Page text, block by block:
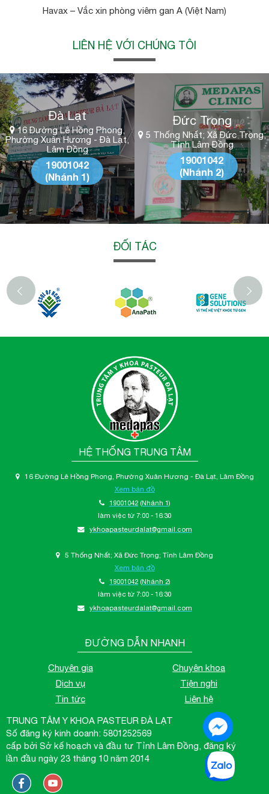
Havax – Vắc xin phòng viêm gan A (Việt Nam)
LIÊN HỆ VỚI CHÚNG TÔI
Đà Lạt
16 Đường Lê Hồng Phong,
Phường Xuân Hương - Đà Lạt,
Lâm Đồng
19001042
(Nhánh 1)
Đức Trọng
5 Thống Nhất; Xã Đức Trọng;
Tỉnh Lâm Đồng
19001042
(Nhánh 2)
ĐỐI TÁC
‹
HỆ THỐNG TRUNG TÂM
16 Đường Lê Hồng Phong, Phường Xuân Hương - Đà Lạt, Lâm Đồng
Xem bản đồ
19001042 (Nhánh 1)
làm việc từ 7:00 - 16:30
ykhoapasteurdalat@gmail.com
5 Thống Nhất; Xã Đức Trọng; Tỉnh Lâm Đồng
Xem bản đồ
19001042 (Nhánh 2)
làm việc từ 7:00 - 16:30
ykhoapasteurdalat@gmail.com
ĐƯỜNG DẪN NHANH
Chuyên gia
Chuyên khoa
Dịch vụ
Tiện nghi
Tin tức
Liên hệ
TRUNG TÂM Y KHOA PASTEUR ĐÀ LẠT
Số đăng ký kinh doanh: 5801252569
cấp bởi Sở kế hoạch và đầu tư Tỉnh Lâm Đồng, đăng ký
lần đầu ngày 23 tháng 10 năm 2014